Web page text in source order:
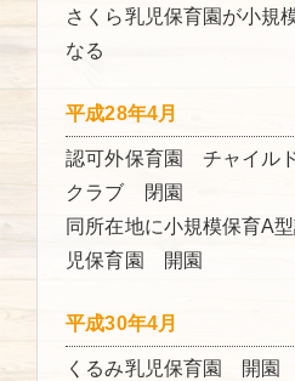
さくら乳児保育園が小規
なる
平成28年4月
認可外保育園 チャイル
クラブ 閉園
同所在地に小規模保育A
児保育園 開園
平成30年4月
くるみ乳児保育園 開園